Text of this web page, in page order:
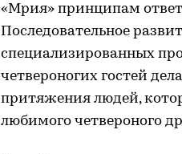
«Мрия» принципам
Последовательное
специализированных
четвероногих гостей
притяжения людей,
любимого четвероного